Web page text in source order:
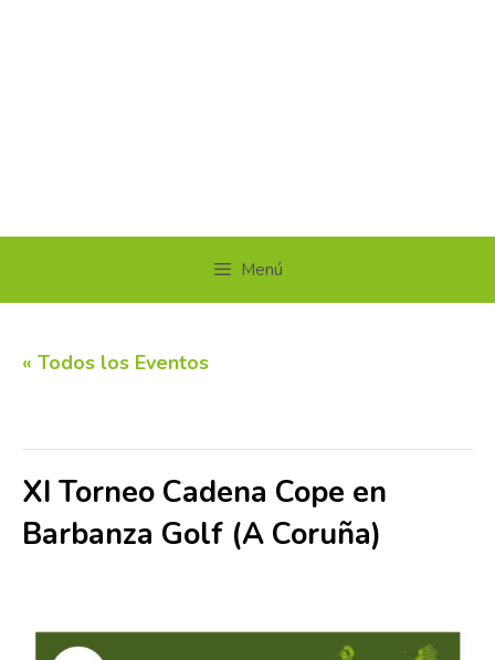
Menú
« Todos los Eventos
XI Torneo Cadena Cope en
Barbanza Golf (A Coruña)